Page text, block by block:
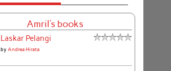
Amril's books
Laskar Pelangi
by Andrea Hirata